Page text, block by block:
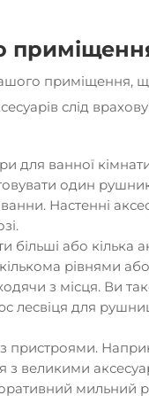
приміщення,
слід
для ванної
один
Настенні
або кілька
рівнями
з місця. Ви
лесвіця для
з пристроями.
з великими
мильний